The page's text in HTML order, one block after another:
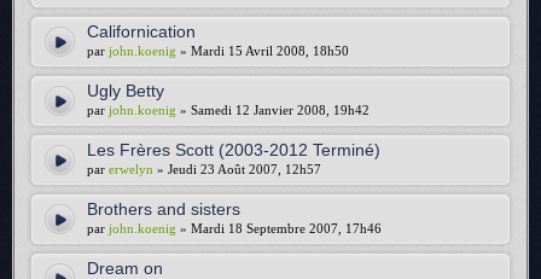
Californication
par john.koenig » Mardi 15 Avril 2008, 18h50
Ugly Betty
par john.koenig » Samedi 12 Janvier 2008, 19h42
Les Frères Scott (2003-2012 Terminé)
par erwelyn » Jeudi 23 Août 2007, 12h57
Brothers and sisters
par john.koenig » Mardi 18 Septembre 2007, 17h46
Dream on